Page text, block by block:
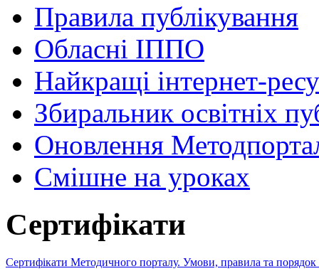
Правила публікування
Обласні ІППО
Найкращі інтернет-
Збиральник освітніх
Оновлення
Cмішне на уроках
Сертифікати
Сертифікати Методичного порталу. Умови, правила та порядок